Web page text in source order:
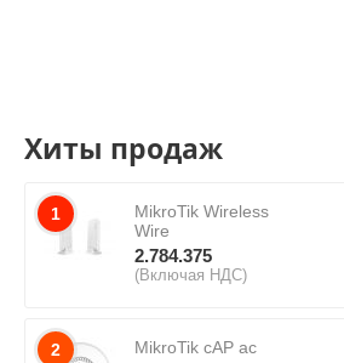
Хиты продаж
1
MikroTik Wireless
Wire
2.784.375
(Включая НДС)
2 MikroTik cAP ac